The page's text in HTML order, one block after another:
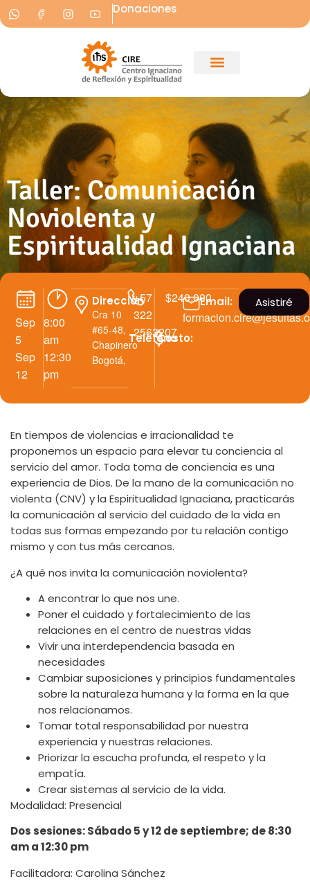
Donaciones
Taller: Comunicación
Noviolenta y
Espiritualidad Ignaciana
Sep
5
Sep
12
8:00
am
12:30
pm
Dirección
Cra 10
#65-48,
Chapinero
Bogotá,
Teléfono
+57
322
2563207
Costo:
$240.000Email: Asistiré
En tiempos de violencias e irracionalidad te
proponemos un espacio para elevar tu conciencia al
servicio del amor. Toda toma de conciencia es una
experiencia de Dios. De la mano de la comunicación no
violenta (CNV) y la Espiritualidad Ignaciana, practicarás
la comunicación al servicio del cuidado de la vida en
todas sus formas empezando por tu relación contigo
mismo y con tus más cercanos.
¿A qué nos invita la comunicación noviolenta?
A encontrar lo que nos une.
Poner el cuidado y fortalecimiento de las
relaciones en el centro de nuestras vidas
Vivir una interdependencia basada en
necesidades
Cambiar suposiciones y principios fundamentales
sobre la naturaleza humana y la forma en la que
nos relacionamos.
Tomar total responsabilidad por nuestra
experiencia y nuestras relaciones.
Priorizar la escucha profunda, el respeto y la
empatía.
Crear sistemas al servicio de la vida.
Modalidad: Presencial
Dos sesiones: Sábado 5 y 12 de septiembre; de 8:30
am a 12:30 pm
Facilitadora: Carolina Sánchez